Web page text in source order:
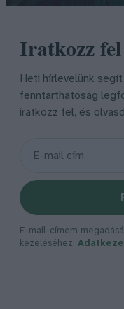
Iratkozz
Heti hírlevelünk
fenntarthatóság
iratkozz fel, és
E-mail-címem
kezeléséhez.